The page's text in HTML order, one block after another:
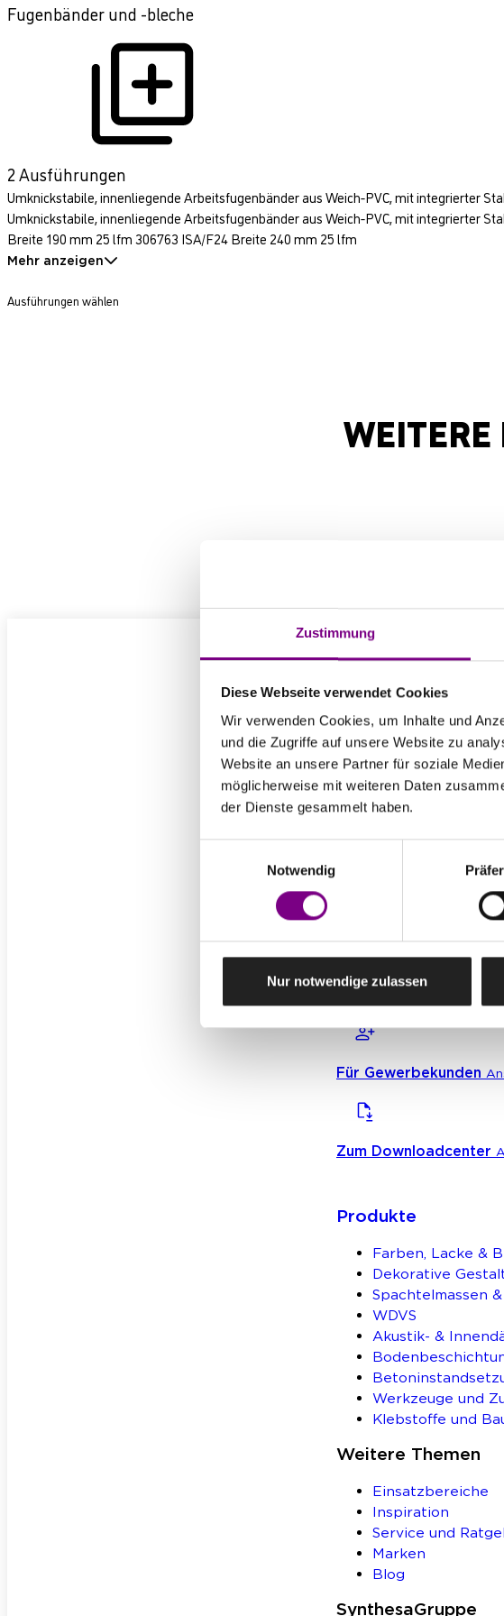
Zustimmung
Diese Webseite verwendet Cookies
Wir verwenden Cookies, um Inhalte und
und die Zugriffe auf unsere Website zu
Website an unsere Partner für soziale
möglicherweise mit weiteren Daten
der Dienste gesammelt haben.
Notwendig
Nur notwendige zulassen
Fugenbänder und -bleche
2 Ausführungen
Umknickstabile, innenliegende Arbeitsfugenbänder aus Weich-PVC, mit integrierter
Umknickstabile, innenliegende Arbeitsfugenbänder aus Weich-PVC, mit integrierter
Breite 190 mm 25 lfm 306763 ISA/F24 Breite 240 mm 25 lfm
Mehr anzeigen
Ausführungen wählen
WEITERE
OF
Für Privatkunden
Für Gewerbekunden
Zum Downloadcenter
Produkte
Farben, Lacke &
Dekorative
Spachtelmassen
WDVS
Akustik- &
Werkzeuge und
Klebstoffe und
Weitere Themen
Einsatzbereiche
Inspiration
Service und
Marken
Blog
SynthesaGruppe